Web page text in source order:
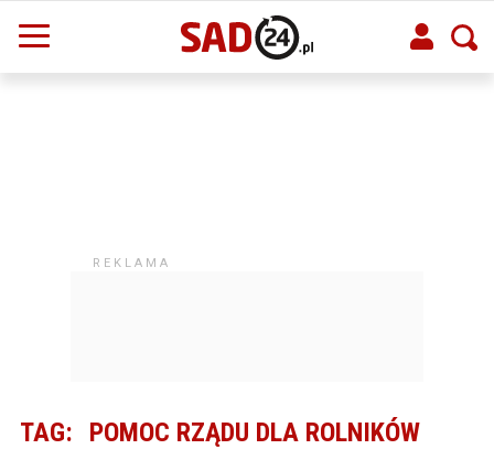
TAG: POMOC RZĄDU DLA ROLNIKÓW